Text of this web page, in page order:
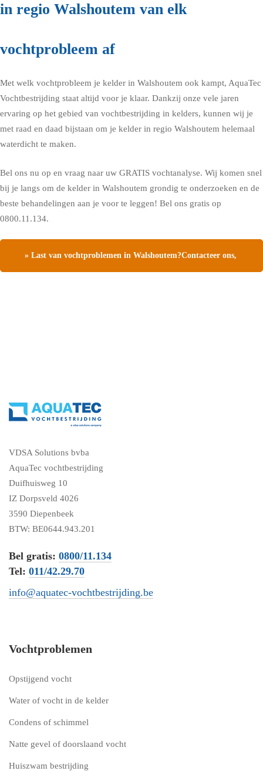
in regio Walshoutem van elk
vochtprobleem af
Met welk vochtprobleem je kelder in Walshoutem ook kampt, AquaTec
Vochtbestrijding staat altijd voor je klaar. Dankzij onze vele jaren
ervaring op het gebied van vochtbestrijding in kelders, kunnen wij je
met raad en daad bijstaan om je kelder in regio Walshoutem helemaal
waterdicht te maken.
Bel ons nu op en vraag naar uw GRATIS vochtanalyse. Wij komen snel
bij je langs om de kelder in Walshoutem grondig te onderzoeken en de
beste behandelingen aan je voor te leggen! Bel ons gratis op
0800.11.134.
» Last van vochtproblemen in Walshoutem?Contacteer ons,
VDSA Solutions bvba
AquaTec vochtbestrijding
Duifhuisweg 10
IZ Dorpsveld 4026
3590 Diepenbeek
BTW: BE0644.943.201
Bel gratis: 0800/11.134
Tel: 011/42.29.70
info@aquatec-vochtbestrijding.be
Vochtproblemen
Opstijgend vocht
Water of vocht in de kelder
Condens of schimmel
Natte gevel of doorslaand vocht
Huiszwam bestrijding